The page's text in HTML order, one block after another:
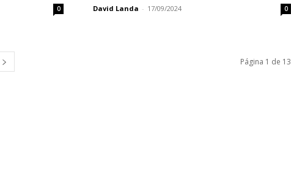
0 David Landa - 17/09/2024 0
Página 1 de 13